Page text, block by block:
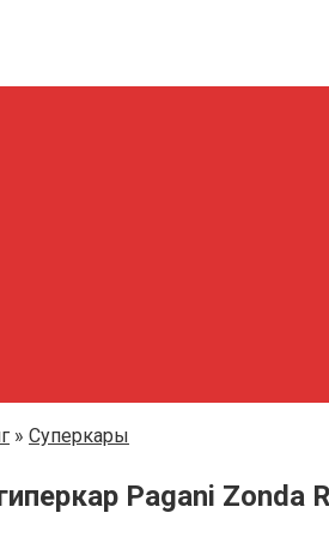
» Суперкары
Pagani Zonda